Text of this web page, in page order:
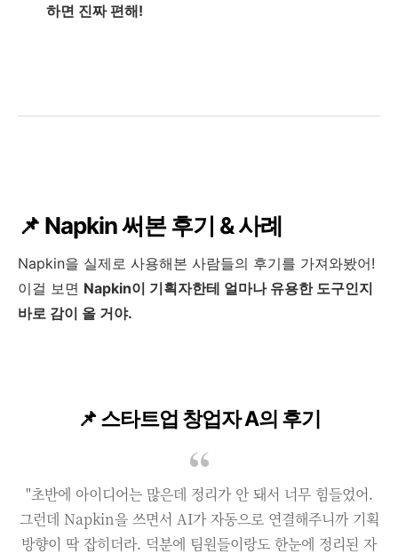
하면 진짜 편해!
📌 Napkin 써본 후기 & 사례
Napkin을 실제로 사용해본 사람들의 후기를 가져와봤어!
이걸 보면 Napkin이 기획자한테 얼마나 유용한 도구인지
바로 감이 올 거야.
📌 스타트업 창업자 A의 후기
"초반에 아이디어는 많은데 정리가 안 돼서 너무 힘들었어.
그런데 Napkin을 쓰면서 AI가 자동으로 연결해주니까 기획
방향이 딱 잡히더라. 덕분에 팀원들이랑도 한눈에 정리된 자